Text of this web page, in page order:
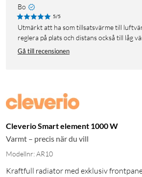
Bo
5/5
Utmärkt att ha som tillsatsvärme till luftvärmepump. Lätt att
reglera på plats och distans också till låg
Gå till recensionen
Cleverio Smart element 1000 W
Varmt – precis när du vill
Modellnr: AR10
Kraftfull radiator med exklusiv